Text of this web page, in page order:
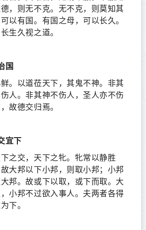
，则无不克。无不克，则莫知其
以有国。有国之母，可以长久。
生久视之道。
国
。以道莅天下，其鬼不神。非其
人。非其神不伤人，圣人亦不伤
故德交归焉。
宜下
之交，天下之牝。牝常以静胜
大邦以下小邦，则取小邦；小邦
邦。故或下以取，或下而取。大
小邦不过欲入事人。夫两者各得
下。